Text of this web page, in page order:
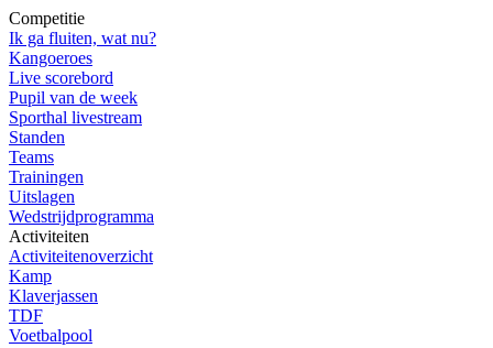
Competitie
Ik ga fluiten, wat nu?
Kangoeroes
Live scorebord
Pupil van de week
Sporthal livestream
Standen
Teams
Trainingen
Uitslagen
Wedstrijdprogramma
Activiteiten
Activiteitenoverzicht
Kamp
Klaverjassen
TDF
Voetbalpool